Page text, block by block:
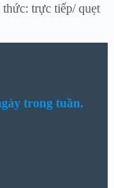
trực tiếp/ quẹt
trong tuần.